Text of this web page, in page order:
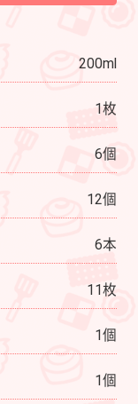
200ml
1枚
6個
12個
6本
11枚
1個
1個